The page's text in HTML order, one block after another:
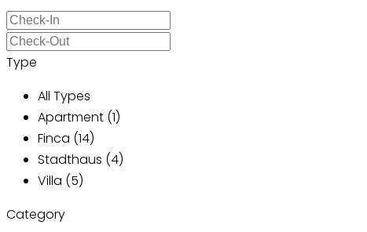
Type
All Types
Apartment (1)
Finca (14)
Stadthaus (4)
Villa (5)
Category